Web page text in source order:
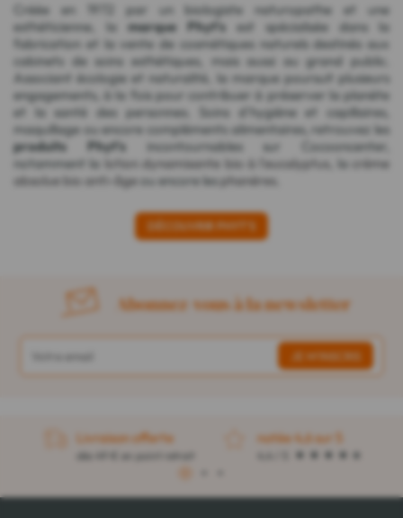
Créée en 1972 par un biologiste naturopathe et une
esthéticienne, la marque Phyt's est spécialisée dans la
fabrication et la vente de cosmétiques naturels destinés aux
cabinets de soins esthétiques, mais aussi au grand public.
Associant écologie et naturalité, la marque poursuit plusieurs
engagements, à la fois pour contribuer à préserver la planète
et la santé des personnes. Soins d'hygiène et capillaires,
maquillage ou encore compléments alimentaires, retrouvez les
produits Phyt's incontournables sur Cocooncenter,
notamment la
lotion dynamisante bio à l'eucalyptus , la
crème
absolue bio anti-âge ou encore les phanères
DÉCOUVRIR PHYT'S
Abonnez-vous à la newsletter
Livraison offerte
dès 49 € en point retrait
notée 4,6 sur 5